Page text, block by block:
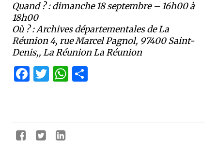
Quand ? :dimanche 18 septembre – 16h00 à
18h00
Où ? :Archives départementales de La
Réunion 4, rue Marcel Pagnol, 97400 Saint-
Denis,, La Réunion La Réunion
Facebook
Twitter
WhatsApp